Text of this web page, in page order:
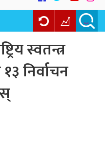
स्वतन्त्र
निर्वाचन